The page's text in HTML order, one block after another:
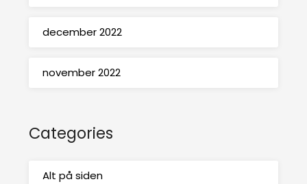
december 2022
november 2022
Categories
Alt på siden